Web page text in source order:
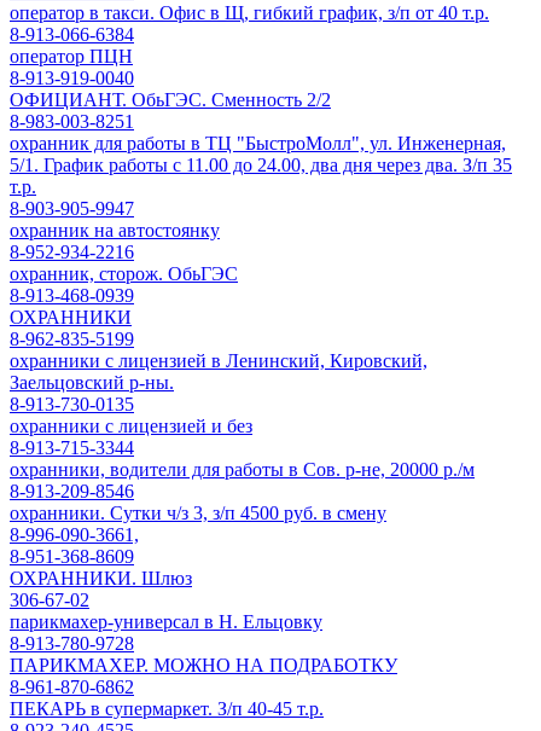
оператор в такси. Офис в Щ, гибкий график, з/п от 40 т.р.
8-913-066-6384
оператор ПЦН
8-913-919-0040
ОФИЦИАНТ. ОбьГЭС. Сменность 2/2
8-983-003-8251
охранник для работы в ТЦ "БыстроМолл", ул. Инженерная,
5/1. График работы с 11.00 до 24.00, два дня через два. З/п 35
т.р.
8-903-905-9947
охранник на автостоянку
8-952-934-2216
охранник, сторож. ОбьГЭС
8-913-468-0939
ОХРАННИКИ
8-962-835-5199
охранники с лицензией в Ленинский, Кировский,
Заельцовский р-ны.
8-913-730-0135
охранники с лицензией и без
8-913-715-3344
охранники, водители для работы в Сов. р-не, 20000 р./м
8-913-209-8546
охранники. Сутки ч/з 3, з/п 4500 руб. в смену
8-996-090-3661,
8-951-368-8609
ОХРАННИКИ. Шлюз
306-67-02
парикмахер-универсал в Н. Ельцовку
8-913-780-9728
ПАРИКМАХЕР. МОЖНО НА ПОДРАБОТКУ
8-961-870-6862
ПЕКАРЬ в супермаркет. З/п 40-45 т.р.